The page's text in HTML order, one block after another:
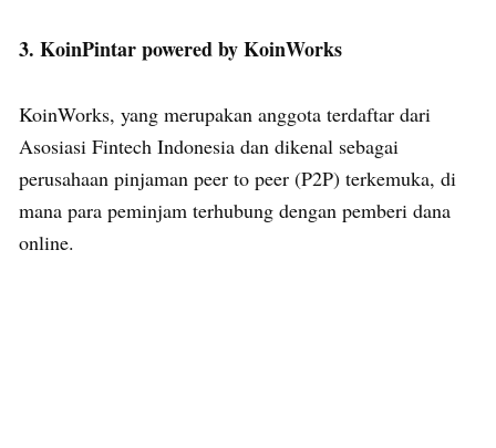
3. KoinPintar powered by KoinWorks
KoinWorks, yang merupakan anggota terdaftar dari
Asosiasi Fintech Indonesia dan dikenal sebagai
perusahaan pinjaman peer to peer (P2P) terkemuka, di
mana para peminjam terhubung dengan pemberi dana
online.